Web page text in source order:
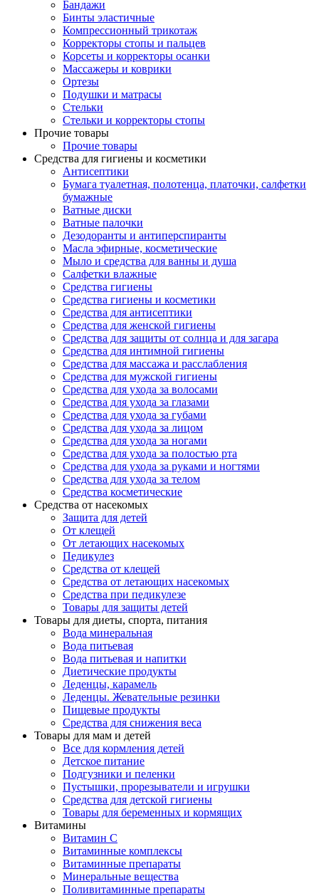
Бандажи
Бинты эластичные
Компрессионный трикотаж
Корректоры стопы и пальцев
Корсеты и корректоры осанки
Массажеры и коврики
Ортезы
Подушки и матрасы
Стельки
Стельки и корректоры стопы
Прочие товары
Прочие товары
Средства для гигиены и косметики
Антисептики
Бумага туалетная, полотенца, платочки, салфетки
бумажные
Ватные диски
Ватные палочки
Дезодоранты и антиперспиранты
Масла эфирные, косметические
Мыло и средства для ванны и душа
Салфетки влажные
Средства гигиены
Средства гигиены и косметики
Средства для антисептики
Средства для женской гигиены
Средства для защиты от солнца и для загара
Средства для интимной гигиены
Средства для массажа и расслабления
Средства для мужской гигиены
Средства для ухода за волосами
Средства для ухода за глазами
Средства для ухода за губами
Средства для ухода за лицом
Средства для ухода за ногами
Средства для ухода за полостью рта
Средства для ухода за руками и ногтями
Средства для ухода за телом
Средства косметические
Средства от насекомых
Защита для детей
От клещей
От летающих насекомых
Педикулез
Средства от клещей
Средства от летающих насекомых
Средства при педикулезе
Товары для защиты детей
Товары для диеты, спорта, питания
Вода минеральная
Вода питьевая
Вода питьевая и напитки
Диетические продукты
Леденцы, карамель
Леденцы. Жевательные резинки
Пищевые продукты
Средства для снижения веса
Товары для мам и детей
Все для кормления детей
Детское питание
Подгузники и пеленки
Пустышки, прорезыватели и игрушки
Средства для детской гигиены
Товары для беременных и кормящих
Витамины
Витамин С
Витаминные комплексы
Витаминные препараты
Минеральные вещества
Поливитаминные препараты